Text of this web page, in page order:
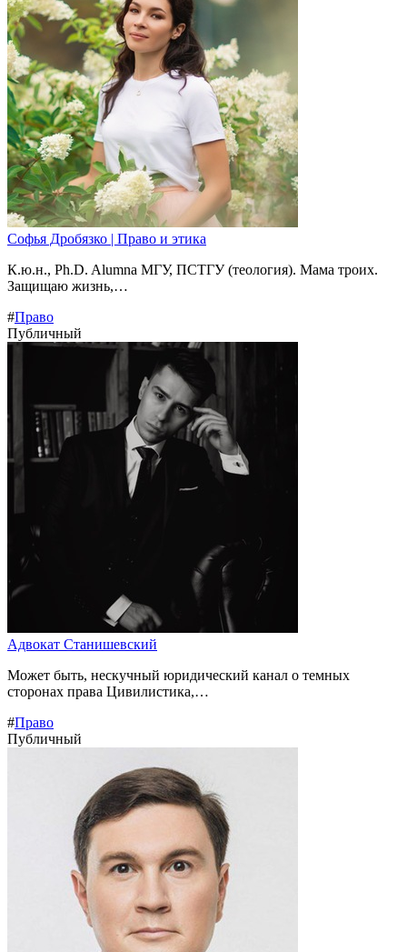
Софья Дробязко | Право и этика
К.ю.н., Ph.D. Alumna МГУ, ПСТГУ (теология). Мама троих.
Защищаю жизнь,…
#Право
Публичный
Адвокат Станишевский
Может быть, нескучный юридический канал о темных
сторонах права Цивилистика,…
#Право
Публичный